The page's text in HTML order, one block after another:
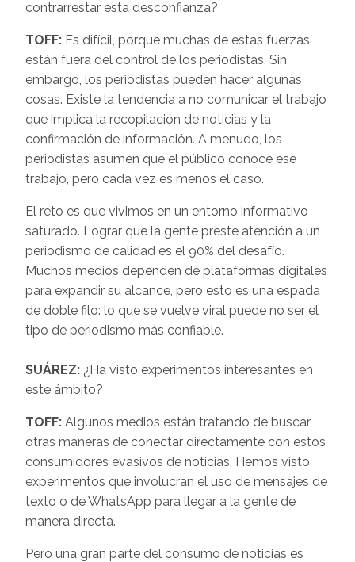
contrarrestar esta desconfianza?
TOFF: Es difícil, porque muchas de estas fuerzas
están fuera del control de los periodistas. Sin
embargo, los periodistas pueden hacer algunas
cosas. Existe la tendencia a no comunicar el trabajo
que implica la recopilación de noticias y la
confirmación de información. A menudo, los
periodistas asumen que el público conoce ese
trabajo, pero cada vez es menos el caso.
El reto es que vivimos en un entorno informativo
saturado. Lograr que la gente preste atención a un
periodismo de calidad es el 90% del desafío.
Muchos medios dependen de plataformas digitales
para expandir su alcance, pero esto es una espada
de doble filo: lo que se vuelve viral puede no ser el
tipo de periodismo más confiable.
SUÁREZ: ¿Ha visto experimentos interesantes en
este ámbito?
TOFF: Algunos medios están tratando de buscar
otras maneras de conectar directamente con estos
consumidores evasivos de noticias. Hemos visto
experimentos que involucran el uso de mensajes de
texto o de WhatsApp para llegar a la gente de
manera directa.
Pero una gran parte del consumo de noticias es